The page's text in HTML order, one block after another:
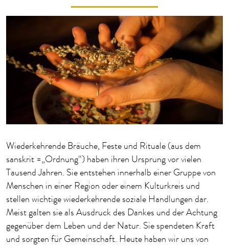
Wiederkehrende Bräuche, Feste und Rituale (aus dem
sanskrit =„Ordnung“) haben ihren Ursprung vor vielen
Tausend Jahren. Sie entstehen innerhalb einer Gruppe von
Menschen in einer Region oder einem Kulturkreis und
stellen wichtige wiederkehrende soziale Handlungen dar.
Meist galten sie als Ausdruck des Dankes und der Achtung
gegenüber dem Leben und der Natur. Sie spendeten Kraft
und sorgten für Gemeinschaft. Heute haben wir uns von